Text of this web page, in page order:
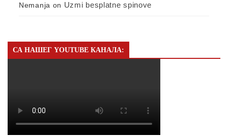
Nemanja on Uzmi besplatne spinove
СА НАШЕГ YOUTUBE КАНАЛА: